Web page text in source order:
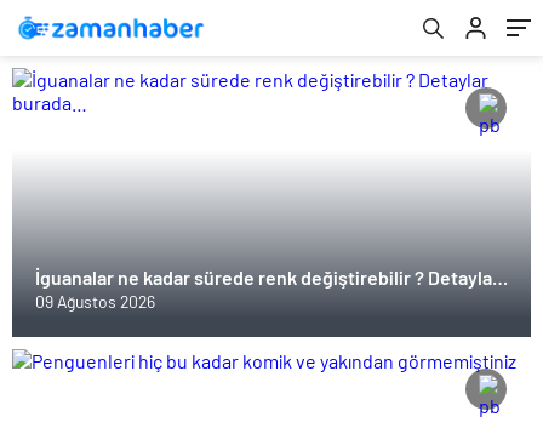
İguanalar ne kadar sürede renk değiştirebilir ? Detaylar
burada…
09 Ağustos 2026